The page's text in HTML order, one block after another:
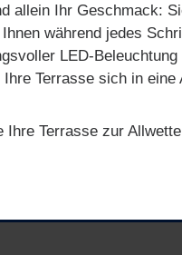
allein Ihr Geschmack:
während jedes
LED-Beleuchtung
Terrasse sich in eine
Ihre Terrasse zur